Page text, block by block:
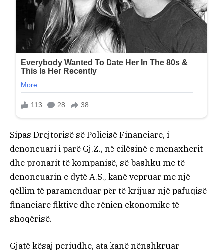
Sipas Drejtorisë së Policisë Financiare, i
denoncuari i parë Gj.Z., në cilësinë e menaxherit
dhe pronarit të kompanisë, së bashku me të
denoncuarin e dytë A.S., kanë vepruar me një
qëllim të paramenduar për të krijuar një pafuqisë
financiare fiktive dhe rënien ekonomike të
shoqërisë.
Gjatë kësaj periudhe, ata kanë nënshkruar